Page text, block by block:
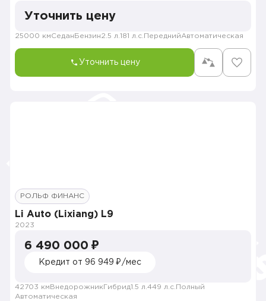
Уточнить цену
25000 кмСедан Бензин2.5 л. 181 л.с. ПереднийАвтоматическая
Уточнить цену
РОЛЬФ ФИНАНС
Li Auto (Lixiang) L9
2023
6 490 000 ₽
Кредит от 96 949 ₽/мес
42703 км Внедорожник Гибрид1.5 л. 449 л.с. Полный
Автоматическая